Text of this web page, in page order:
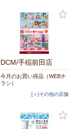
DCM/手稲前田店
今月のお買い得品（WEBチ
ラシ）
[＋]その他の店舗